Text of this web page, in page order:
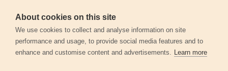
Személyes adatok védelme
Kapcsolat
About cookies on this site
We use cookies to collect and analyse information on site
performance and usage, to provide social media features and to
enhance and customise content and advertisements. Learn more